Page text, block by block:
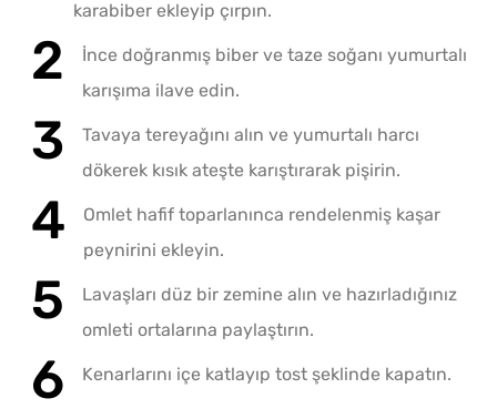
karabiber ekleyip çırpın.
İnce doğranmış biber ve taze soğanı yumurtalı
karışıma ilave edin.
Tavaya tereyağını alın ve yumurtalı harcı
dökerek kısık ateşte karıştırarak pişirin.
Omlet hafif toparlanınca rendelenmiş kaşar
peynirini ekleyin.
Lavaşları düz bir zemine alın ve hazırladığınız
omleti ortalarına paylaştırın.
Kenarlarını içe katlayıp tost şeklinde kapatın.